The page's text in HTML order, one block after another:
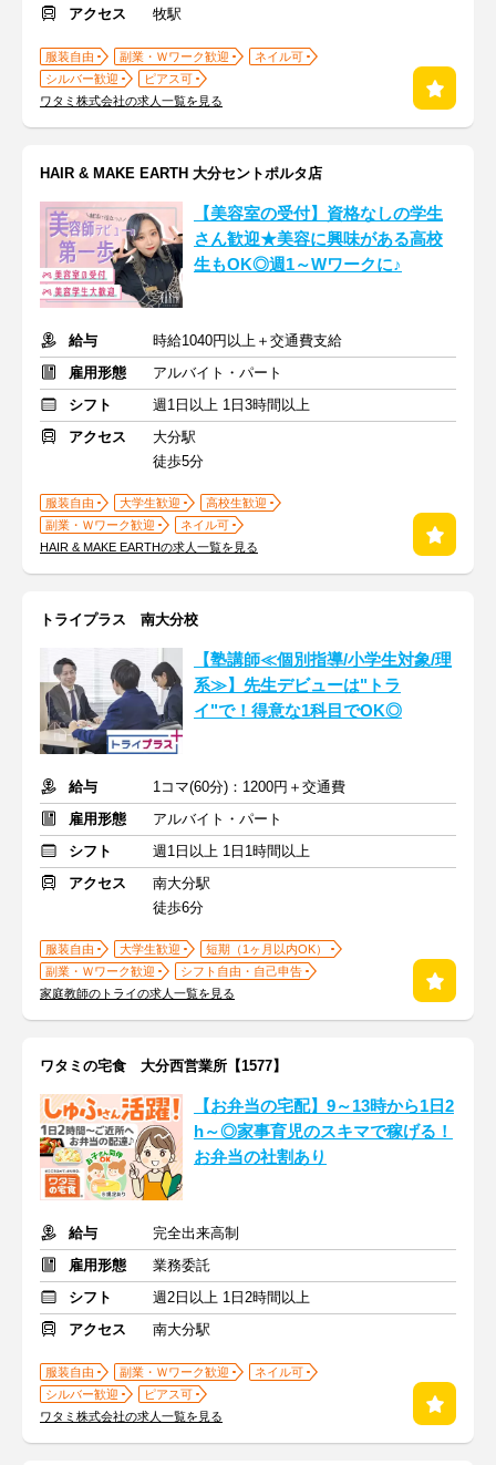
アクセス 牧駅
服装自由 副業・Ｗワーク歓迎
ネイル可
シルバー歓迎
ピアス可
ワタミ株式会社の求人一覧を見る
HAIR & MAKE EARTH 大分セントポルタ店
【美容室の受付】資格なしの学生
さん歓迎★美容に興味がある高校
生もOK◎週1～Wワークに♪
給与
時給1040円以上＋交通費支給
雇用形態
アルバイト・パート
シフト
週1日以上 1日3時間以上
アクセス
大分駅
徒歩5分
服装自由 大学生歓迎
高校生歓迎
副業・Ｗワーク歓迎
ネイル可
HAIR & MAKE EARTHの求人一覧を見る
トライプラス 南大分校
【塾講師≪個別指導/小学生対象/理
系≫】先生デビューは"トラ
イ"で！得意な1科目でOK◎
給与
1コマ(60分)：1200円＋交通費
雇用形態
アルバイト・パート
シフト
週1日以上 1日1時間以上
アクセス
南大分駅
徒歩6分
服装自由 大学生歓迎
短期（1ヶ月以内OK）
副業・Ｗワーク歓迎
シフト自由・自己申告
家庭教師のトライの求人一覧を見る
ワタミの宅食 大分西営業所【1577】
【お弁当の宅配】9～13時から1日2
h～◎家事育児のスキマで稼げる！
お弁当の社割あり
給与
完全出来高制
雇用形態
業務委託
シフト
週2日以上 1日2時間以上
アクセス
南大分駅
服装自由 副業・Ｗワーク歓迎
ネイル可
シルバー歓迎
ピアス可
ワタミ株式会社の求人一覧を見る